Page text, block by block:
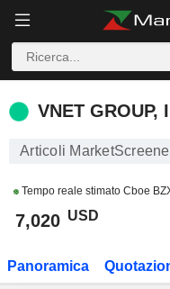
VNET GROUP, INC.
VNET GROUP,
Articoli
Tempo reale stimato Cboe
7,020 USD
Panoramica